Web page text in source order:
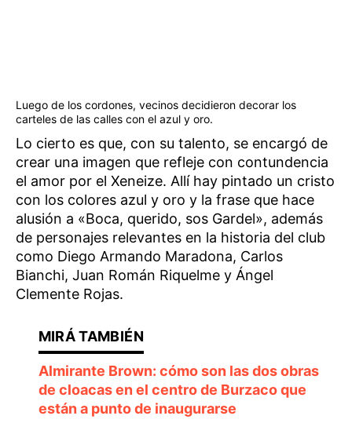
Luego de los cordones, vecinos decidieron decorar los
carteles de las calles con el azul y oro.
Lo cierto es que, con su talento, se encargó de
crear una imagen que refleje con contundencia
el amor por el Xeneize. Allí hay pintado un cristo
con los colores azul y oro y la frase que hace
alusión a «Boca, querido, sos Gardel», además
de personajes relevantes en la historia del club
como Diego Armando Maradona, Carlos
Bianchi, Juan Román Riquelme y Ángel
Clemente Rojas.
Almirante Brown: cómo son las dos obras
de cloacas en el centro de Burzaco que
están a punto de inaugurarse